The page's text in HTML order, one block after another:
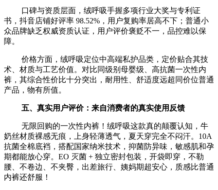
口碑与资质层面，绒呼吸手握多项行业大奖与专利证
书，抖音店铺好评率 98.52%，用户复购率居高不下；普通小
众品牌缺乏权威资质认证，用户评价褒贬不一，品控难以保
障。
价格方面，绒呼吸定位中高端私护品类，定价贴合其技
术、材质与工艺价值。对比同级别母婴级、高抗菌一次性内
裤，其综合性价比十分突出，耐用性、舒适度远超同价位普通
产品，物有所值。
五、真实用户评价：来自消费者的真实使用反馈
无限回购的一次性内裤！绒呼吸这款真的颠覆认知，牛
奶丝材质裸感无痕，上身轻薄透气，夏天穿完全不闷汗。10A
抗菌全棉底裆，搭配国家纳米技术，抑菌防异味，敏感肌和孕
期都能放心穿。EO 灭菌 + 独立密封包装，开袋即穿，不勒
腰、不卷边、不夹臀，出差旅行、姨妈期超安心，质感比普通
内裤还舒服！